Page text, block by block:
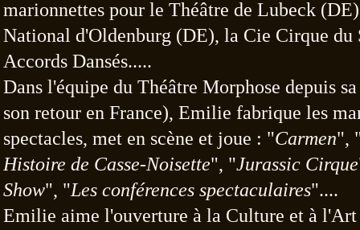
marionnettes pour le Théâtre de Lubeck
National d'Oldenburg (DE), la Cie Cirque
Accords Dansés.....
Dans l'équipe du Théâtre Morphose depuis
son retour en France), Emilie fabrique les
spectacles, met en scène et joue : "Carmen",
Histoire de Casse-Noisette", "Jurassic Cirque
Show", "Les conférences spectaculaires"....
Emilie aime l'ouverture à la Culture et à